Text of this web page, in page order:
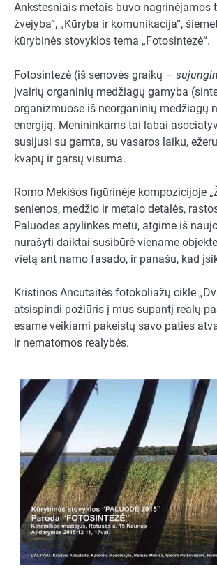
Ankstesniais metais buvo nagrinėjamos
žvejyba“, „Kūryba ir komunikacija“,
kūrybinės stovyklos tema „Fotosintezė“.
Fotosintezė (iš senovės graikų –
įvairių organinių medžiagų gamyba
organizmuose iš neorganinių medžiagų
energiją. Menininkams tai labai
susijusi su gamta, su vasaros laiku,
kvapų ir garsų visuma.
Romo Mekišos figūrinėje kompozicijoje
senienos, medžio ir metalo detalės,
Paluodės apylinkes metu, atgimė iš
nurašyti daiktai susibūrė viename
vietą ant namo fasado, ir panašu, kad
Kristinos Ancutaitės fotokoliažų cikle
atsispindi požiūris į mus supantį realų
esame veikiami pakeistų savo paties
ir nematomos realybės.